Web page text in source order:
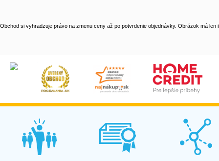
Obchod si vyhradzuje právo na zmenu ceny až po potvrdenie objednávky. Obrázok má len